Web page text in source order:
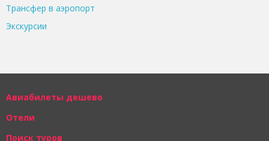
Трансфер в аэропорт
Экскурсии
Авиабилеты дешево
Отели
Поиск туров